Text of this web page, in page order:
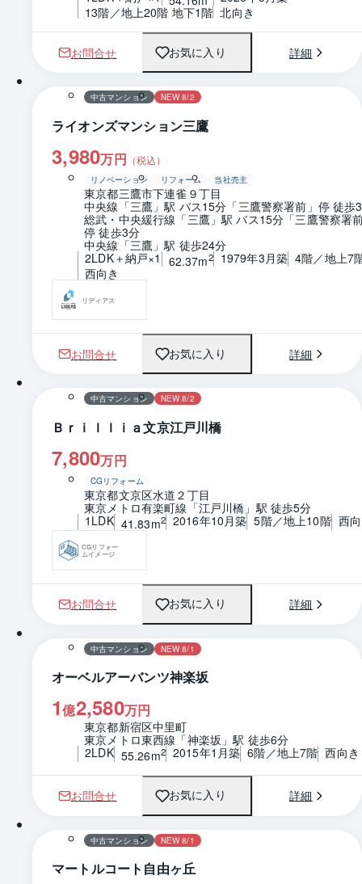
13階／地上20階 地下1階 北向き
お問合せ お気に入り 詳細
1 / 0 間取り
中古マンション NEW 8/2
ライオンズマンション三鷹
3,980万円 （税込）
リノベーション リフォーム 当社売主
東京都三鷹市下連雀９丁目
中央線「三鷹」駅 バス15分「三鷹警察署前」停 徒歩
総武・中央緩行線「三鷹」駅 バス15分「三鷹警察署
停 徒歩3分
中央線「三鷹」駅 徒歩24分
2LDK＋納戸×1
62.37m2 1979年3月築 4階／地上7
西向き
リディアス
お問合せ お気に入り 詳細
1 / 0 間取り
中古マンション NEW 8/2
Ｂｒｉｌｌｉａ文京江戸川橋
7,800万円
CGリフォーム
東京都文京区水道２丁目
東京メトロ有楽町線「江戸川橋」駅 徒歩5分
1LDK 41.83m2 2016年10月築 5階／地上10階 西
CGリフォー
ムイメージ
お問合せ お気に入り 詳細
1 / 0
中古マンション NEW 8/1
オーベルアーバンツ神楽坂
1億2,580万円
東京都新宿区中里町
東京メトロ東西線「神楽坂」駅 徒歩6分
2LDK 55.26m2 2015年1月築 6階／地上7階 西向き
お問合せ お気に入り 詳細
1 / 0 間取り
中古マンション NEW 8/1
マートルコート自由ヶ丘